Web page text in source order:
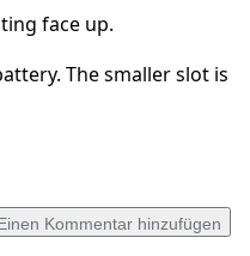
face up.
The smaller slot is
Kommentar hinzufügen